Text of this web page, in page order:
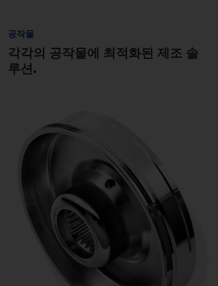
공작물
각각의 공작물에 최적화된 제조 솔
루션.